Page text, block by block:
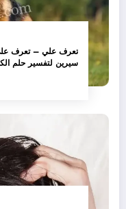
تعرف علي – تعرف على
سيرين لتفسير حلم